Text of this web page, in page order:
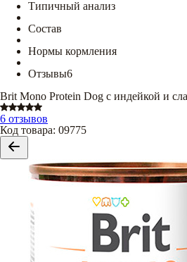
Типичный анализ
Состав
Нормы кормления
Отзывы6
Brit Mono Protein Dog с индейкой и
6 отзывов
Код товара: 09775